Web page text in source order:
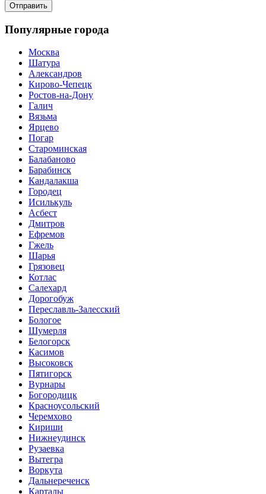
Популярные города
Москва
Шатура
Александров
Кирово-Чепецк
Ростов-на-Дону
Галич
Вязьма
Ярцево
Погар
Староминская
Балабаново
Барабинск
Кандалакша
Городец
Исилькуль
Асбест
Дмитров
Ефремов
Гжель
Шарья
Грязовец
Котлас
Салехард
Дорогобуж
Переславль-Залесский
Бологое
Шумерля
Белогорск
Касимов
Высоковск
Пятигорск
Вурнары
Богородицк
Красноусольский
Черемхово
Кириши
Нижнеудинск
Рузаевка
Вытегра
Воркута
Дальнереченск
Карталы